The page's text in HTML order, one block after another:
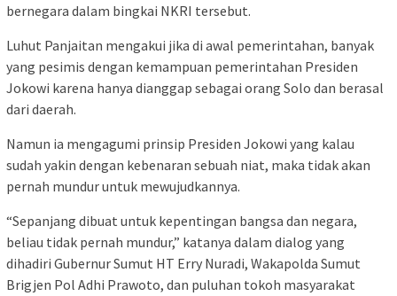
bernegara dalam bingkai NKRI tersebut.
Luhut Panjaitan mengakui jika di awal pemerintahan, banyak
yang pesimis dengan kemampuan pemerintahan Presiden
Jokowi karena hanya dianggap sebagai orang Solo dan berasal
dari daerah.
Namun ia mengagumi prinsip Presiden Jokowi yang kalau
sudah yakin dengan kebenaran sebuah niat, maka tidak akan
pernah mundur untuk mewujudkannya.
“Sepanjang dibuat untuk kepentingan bangsa dan negara,
beliau tidak pernah mundur,” katanya dalam dialog yang
dihadiri Gubernur Sumut HT Erry Nuradi, Wakapolda Sumut
Brigjen Pol Adhi Prawoto, dan puluhan tokoh masyarakat